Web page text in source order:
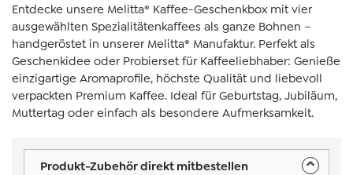
Entdecke unsere Melitta® Kaffee-Geschenkbox mit vier
ausgewählten Spezialitätenkaffees als ganze Bohnen –
handgeröstet in unserer Melitta® Manufaktur. Perfekt als
Geschenkidee oder Probierset für Kaffeeliebhaber: Genieße
einzigartige Aromaprofile, höchste Qualität und liebevoll
verpackten Premium Kaffee. Ideal für Geburtstag, Jubiläum,
Muttertag oder einfach als besondere Aufmerksamkeit.
Produkt-Zubehör direkt mitbestellen